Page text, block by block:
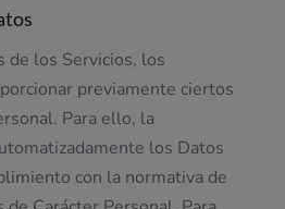
de los Servicios, los
previamente ciertos
Para ello, la
los Datos
con la normativa de